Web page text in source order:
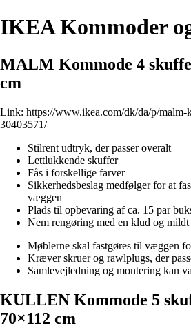
IKEA Kommoder
MALM Kommode 4
cm
Link: https://www.ikea.com/dk/da/p/
30403571/
Stilrent udtryk, der passer overalt
Lettlukkende skuffer
Fås i forskellige farver
Sikkerhedsbeslag medfølger for at
væggen
Plads til opbevaring af ca. 15 par
Nem rengøring med en klud og
Møblerne skal fastgøres til væggen
Kræver skruer og rawlplugs, der
Samlevejledning og montering kan
KULLEN Kommode 5
70×112 cm